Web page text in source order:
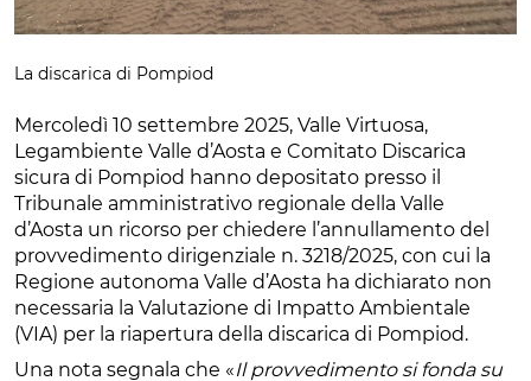
La discarica di Pompiod
Mercoledì 10 settembre 2025, Valle Virtuosa,
Legambiente Valle d’Aosta e Comitato Discarica
sicura di Pompiod hanno depositato presso il
Tribunale amministrativo regionale della Valle
d’Aosta un ricorso per chiedere l’annullamento del
provvedimento dirigenziale n. 3218/2025, con cui la
Regione autonoma Valle d’Aosta ha dichiarato non
necessaria la Valutazione di Impatto Ambientale
(VIA) per la riapertura della discarica di Pompiod.
Una nota segnala che «Il provvedimento si fonda su